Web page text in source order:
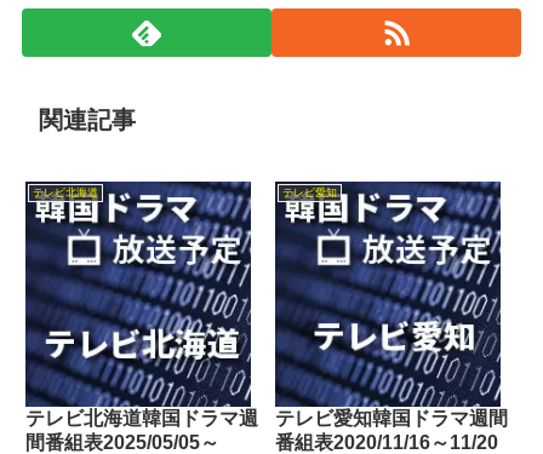
関連記事
テレビ北海道
テレビ北海道韓国ドラマ週
間番組表2025/05/05～
テレビ愛知
テレビ愛知韓国ドラマ週間
番組表2020/11/16～11/20